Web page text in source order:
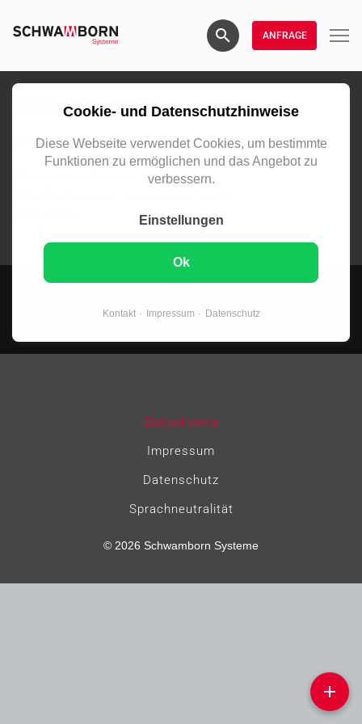
ANFRAGE
Bildnachweise
Auf dieser Website befinden sich Fotografien von:
Navigation
überspringen
Bildnachweise
Impressum
Datenschutz
Sprachneutralität
© 2026 Schwamborn Systeme
Cookie- und Datenschutzhinweise
Diese Webseite verwendet Cookies, um bestimmte
Funktionen zu ermöglichen und das Angebot zu
verbessern.
Einstellungen
Ok
Kontakt Impressum Datenschutz